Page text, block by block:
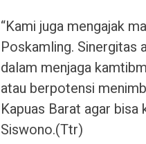
“Kami juga mengajak
Poskamling. Sinergitas
dalam menjaga
atau berpotensi
Kapuas Barat agar bisa
Siswono.(Ttr)